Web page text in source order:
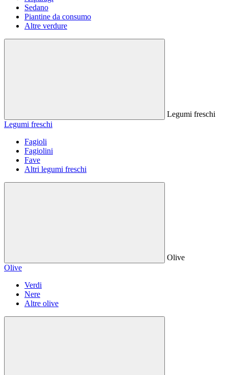
Sedano
Piantine da consumo
Altre verdure
Legumi freschi
Legumi freschi
Fagioli
Fagiolini
Fave
Altri legumi freschi
Olive
Olive
Verdi
Nere
Altre olive